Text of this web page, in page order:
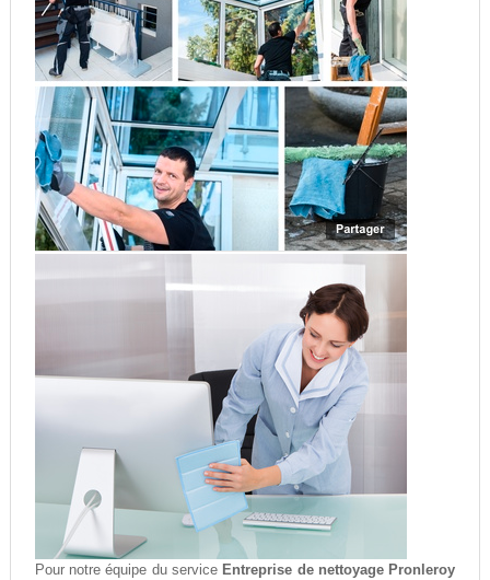
Pour notre équipe du service Entreprise de nettoyage Pronleroy